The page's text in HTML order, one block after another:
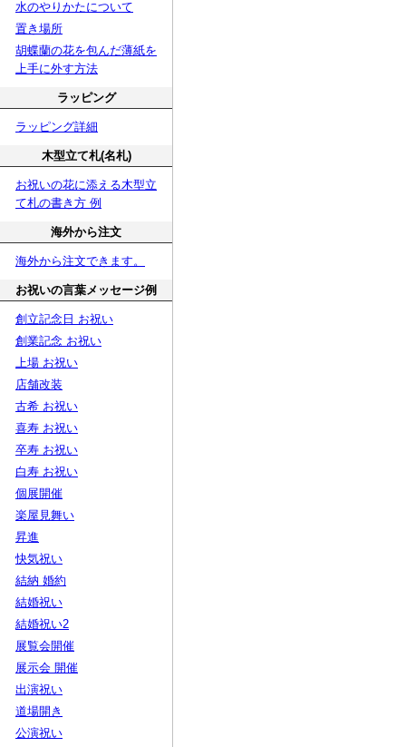
水のやりかたについて
置き場所
胡蝶蘭の花を包んだ薄紙を
上手に外す方法
ラッピング
ラッピング詳細
木型立て札(名札)
お祝いの花に添える木型立
て札の書き方 例
海外から注文
海外から注文できます。
お祝いの言葉メッセージ例
創立記念日 お祝い
創業記念 お祝い
上場 お祝い
店舗改装
古希 お祝い
喜寿 お祝い
卒寿 お祝い
白寿 お祝い
個展開催
楽屋見舞い
昇進
快気祝い
結納 婚約
結婚祝い
結婚祝い2
展覧会開催
展示会 開催
出演祝い
道場開き
公演祝い